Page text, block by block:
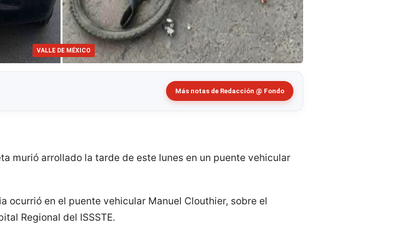
VALLE DE MÉXICO
Más notas de Redacción @ Fondo
murió arrollado la tarde de este lunes en un puente vehicular
ocurrió en el puente vehicular Manuel Clouthier, sobre el
Regional del ISSSTE.